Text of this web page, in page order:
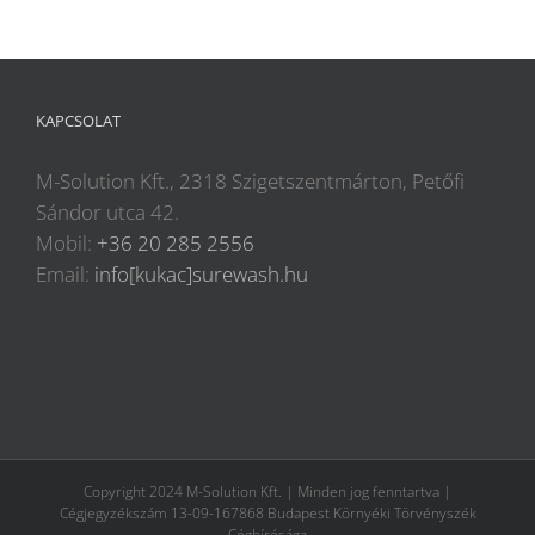
KAPCSOLAT
M-Solution Kft., 2318 Szigetszentmárton, Petőfi
Sándor utca 42.
Mobil: +36 20 285 2556
Email: info[kukac]surewash.hu
Copyright 2024 M-Solution Kft. | Minden jog fenntartva |
Cégjegyzékszám 13-09-167868 Budapest Környéki Törvényszék